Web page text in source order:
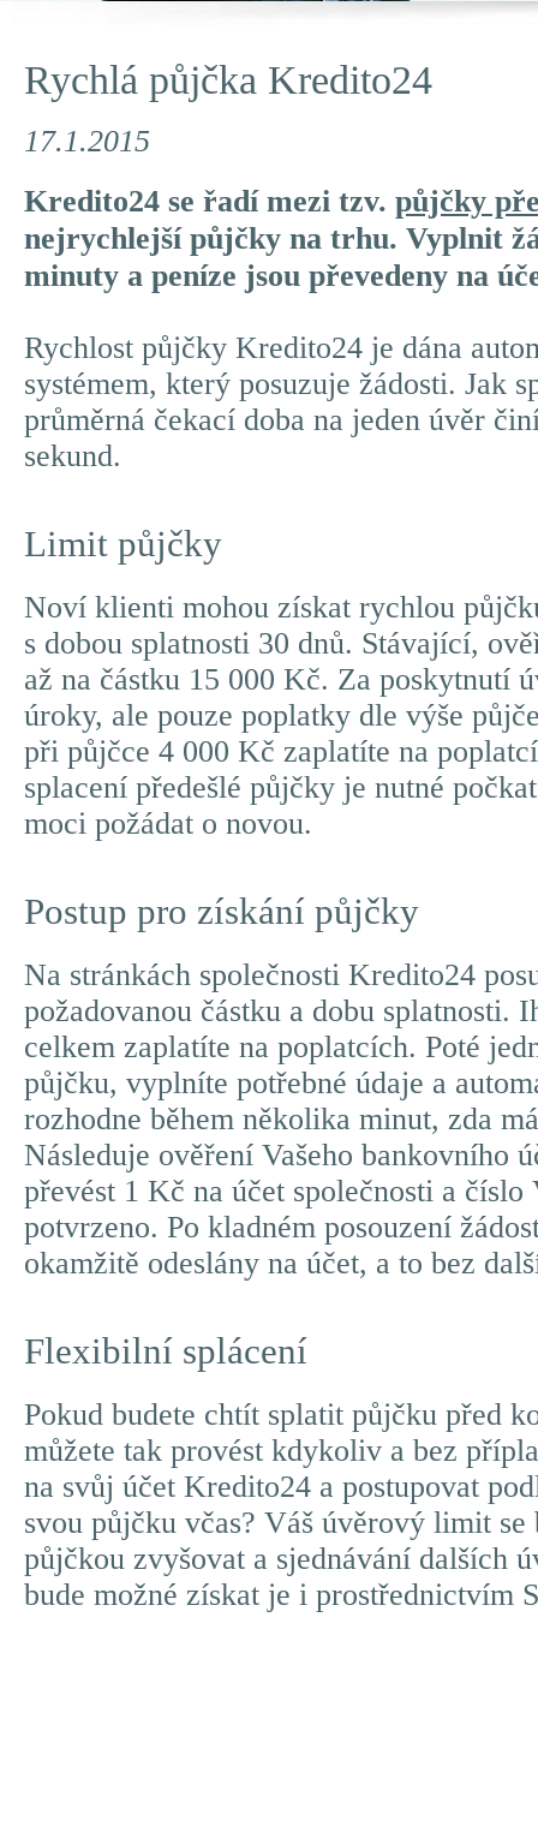
Rychlá půjčka Kredito24
17.1.2015
Kredito24 se řadí mezi tzv. půjčky
nejrychlejší půjčky na trhu. Vyplnit
minuty a peníze jsou převedeny na
Rychlost půjčky Kredito24 je dána
systémem, který posuzuje žádosti. Jak
průměrná čekací doba na jeden úvěr
sekund.
Limit půjčky
Noví klienti mohou získat rychlou
s dobou splatnosti 30 dnů. Stávající,
až na částku 15 000 Kč. Za poskytnutí
úroky, ale pouze poplatky dle výše
při půjčce 4 000 Kč zaplatíte na
splacení předešlé půjčky je nutné
moci požádat o novou.
Postup pro získání půjčky
Na stránkách společnosti Kredito24
požadovanou částku a dobu splatnosti.
celkem zaplatíte na poplatcích. Poté
půjčku, vyplníte potřebné údaje a
rozhodne během několika minut, zda
Následuje ověření Vašeho bankovního
převést 1 Kč na účet společnosti a číslo
potvrzeno. Po kladném posouzení
okamžitě odeslány na účet, a to bez
Flexibilní splácení
Pokud budete chtít splatit půjčku před
můžete tak provést kdykoliv a bez
na svůj účet Kredito24 a postupovat
svou půjčku včas? Váš úvěrový limit se
půjčkou zvyšovat a sjednávání dalších
bude možné získat je i prostřednictvím